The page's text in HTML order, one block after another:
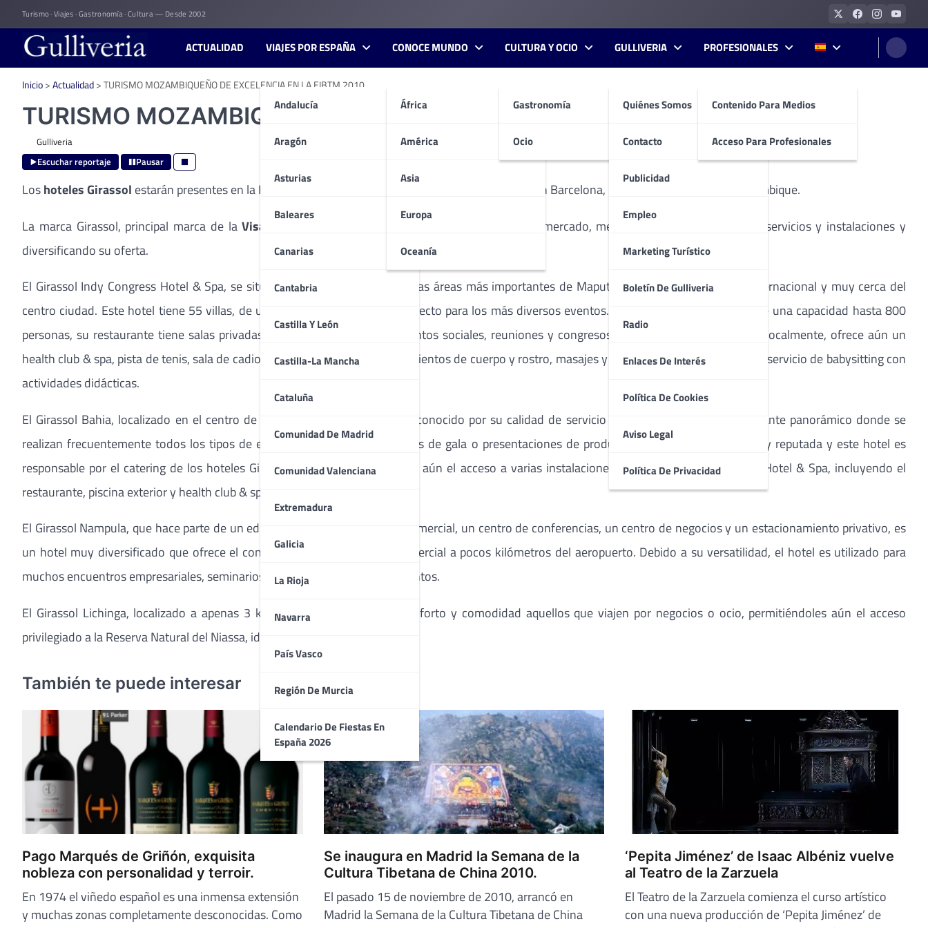
to
content
Turismo · Viajes · Gastronomía · Cultura — Desde 2002
ACTUALIDAD VIAJES POR ESPAÑA
Andalucía
Aragón
Asturias
Baleares
Canarias
Cantabria
Castilla Y León
Castilla-La Mancha
Cataluña
Comunidad De Madrid
Comunidad Valenciana
Extremadura
Galicia
La Rioja
Navarra
País Vasco
Región De Murcia
Calendario De Fiestas En
España 2026
CONOCE MUNDO
África
América
Asia
Europa
Oceanía
CULTURA Y OCIO
Gastronomía
Ocio
GULLIVERIA
Quiénes Somos
Contacto
Publicidad
Empleo
Marketing Turístico
Boletín De Gulliveria
Radio
Enlaces De Interés
Política De Cookies
Aviso Legal
Política De Privacidad
PROFESIONALES
Contenido Para Medios
Acceso Para Profesionales
Inicio>Actualidad>TURISMO MOZAMBIQUEÑO DE EXCELENCIA EN LA EIBTM 2010.
TURISMO MOZAMBIQUEÑO DE EXCELENCIA EN LA EIBTM 2010.
Gulliveria
Escuchar reportaje Pausar
Loshoteles Girassol estarán presentes en la EIBTM 2010, del 30 de Noviembre al 2 de Diciembre, en Barcelona, integrando el Stand de Mozambique.
La marca Girassol, principal marca de laVisabeira Turismo en Mozambique
, ha conquistado el mercado, mejorando continuamente sus servicios y instalaciones y
diversificando su oferta.
El Girassol Indy Congress Hotel & Spa, se sitúa a Sommerschield, una de las áreas más importantes de Maputo, a 5 km del Aeropuerto Internacional y muy cerca del
centro ciudad. Este hotel tiene 55 villas, de una a 3 habitaciones, e es perfecto para los más diversos eventos. Su centro de congresos tiene una capacidad hasta 800
personas, su restaurante tiene salas privadas e es muy utilizado para eventos sociales, reuniones y congresos. El “Indy”, como lo conocen localmente, ofrece aún un
health club & spa, pista de tenis, sala de cadio fitness y musculación, tratamientos de cuerpo y rostro, masajes y peluquería, y un Kids Club, un servicio de babysitting con
actividades didácticas.
El Girassol Bahia, localizado en el centro de la capital Mozambiqueña, es conocido por su calidad de servicio y por su edificio con restaurante panorámico donde se
realizan frecuentemente todos los tipos de eventos, sean reuniones, cenas de gala o presentaciones de productos. Su gastronomía es muy reputada y este hotel es
responsable por el catering de los hoteles Girassol. Este hotel proporciona aún el acceso a varias instalaciones del Girassol Indy Congress Hotel & Spa, incluyendo el
restaurante, piscina exterior y health club & spa.
El Girassol Nampula, que hace parte de un edificio que incluye un centro comercial, un centro de conferencias, un centro de negocios y un estacionamiento privativo, es
un hotel muy diversificado que ofrece el conveniente de un universo comercial a pocos kilómetros del aeropuerto. Debido a su versatilidad, el hotel es utilizado para
muchos encuentros empresariales, seminarios y reuniones, entre otros eventos.
El Girassol Lichinga, localizado a apenas 3 km del aeropuerto, ofrece conforto y comodidad aquellos que viajen por negocios o ocio, permitiéndoles aún el acceso
privilegiado a la Reserva Natural del Niassa, ideal para organizar safaris.
También te puede interesar
Pago Marqués de Griñón, exquisita
nobleza con personalidad y terroir.
En 1974 el viñedo español es una inmensa extensión
y muchas zonas completamente desconocidas. Como
Se inaugura en Madrid la Semana de la
Cultura Tibetana de China 2010.
El pasado 15 de noviembre de 2010, arrancó en
Madrid la Semana de la Cultura Tibetana de China
‘Pepita Jiménez’ de Isaac Albéniz vuelve
al Teatro de la Zarzuela
El Teatro de la Zarzuela comienza el curso artístico
con una nueva producción de ‘Pepita Jiménez’ de